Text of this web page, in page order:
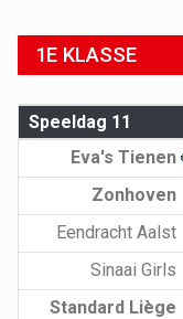
1E KLASSE
Speeldag 11
Eva's Tienen
Zonhoven
Eendracht Aalst
Sinaai Girls
Standard Liège